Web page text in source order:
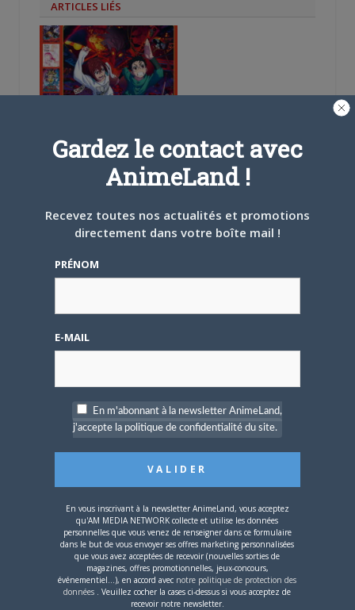
ARTICLES LIÉS
– Spécial Posters est
disponible !
4 AOÛT 2026 0
Digimon en préparation
pour 2027
4 JUILLET 2026 0
[Entretien] Mokochan : «
Lors des prémices du
projet, il était déjà
demandé de suivre au
mieux le manga
originel.»
Vous devezvous connecterpour laisser un
Gardez le contact avec
AnimeLand !
Recevez toutes nos actualités et promotions
directement dans votre boîte mail !
PRÉNOM
E-MAIL
En m'abonnant à la newsletter AnimeLand,
j'accepte la politique de confidentialité du site.
En vous inscrivant à la newsletter AnimeLand, vous acceptez
qu'AM MEDIA NETWORK collecte et utilise les données
personnelles que vous venez de renseigner dans ce formulaire
dans le but de vous envoyer ses offres marketing personnalisées
que vous avez acceptées de recevoir (nouvelles sorties de
magazines, offres promotionnelles, jeux-concours,
événementiel...), en accord avec notre politique de protection des
données . Veuillez cocher la cases ci-dessus si vous acceptez de
recevoir notre newsletter.